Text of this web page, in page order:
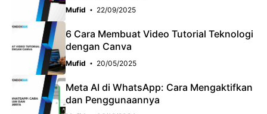
Mufid 22/09/2025
6 Cara Membuat Video Tutorial Teknologi
dengan Canva
Mufid 20/05/2025
Meta AI di WhatsApp: Cara Mengaktifkan
dan Penggunaannya